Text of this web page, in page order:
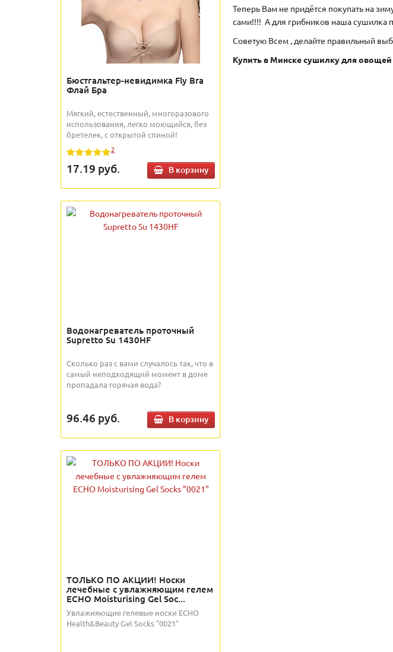
Бюстгальтер-невидимка Fly Bra
Флай Бра
Мягкий, естественный, многоразового
использования, легко моющийся, без
бретелек, с открытой спиной!
2
17.19 руб. В корзину
Водонагреватель проточный
Supretto Su 1430HF
Сколько раз с вами случалось так, что в
самый неподходящий момент в доме
пропадала горячая вода?
96.46 руб. В корзину
ТОЛЬКО ПО АКЦИИ! Носки
лечебные с увлажняющим гелем
ECHO Moisturising Gel Soc...
Увлажняющие гелевые носки ECHO
Health&Beauty Gel Socks "0021"
Теперь Вам не придётся покупать на
сами!!!! А для грибников наша сушилка
Советую Всем , делайте правильный
Купить в Минске сушилку для овощей